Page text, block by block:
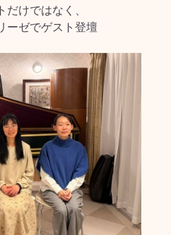
だけではなく、
ーゼでゲスト登壇